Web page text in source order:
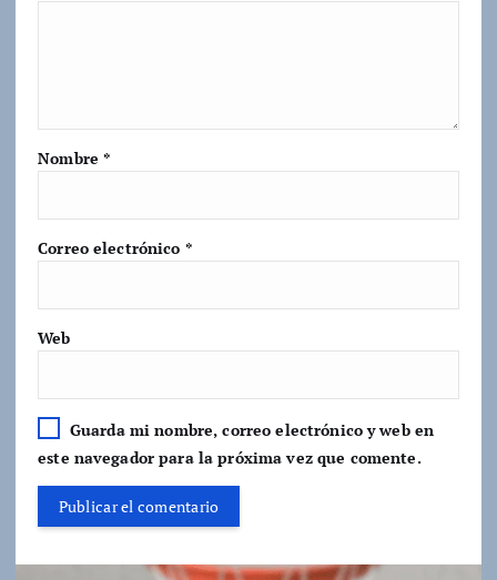
Nombre*
Correo electrónico *
Web
Guarda mi nombre, correo electrónico y web en
este navegador para la próxima vez que comente.